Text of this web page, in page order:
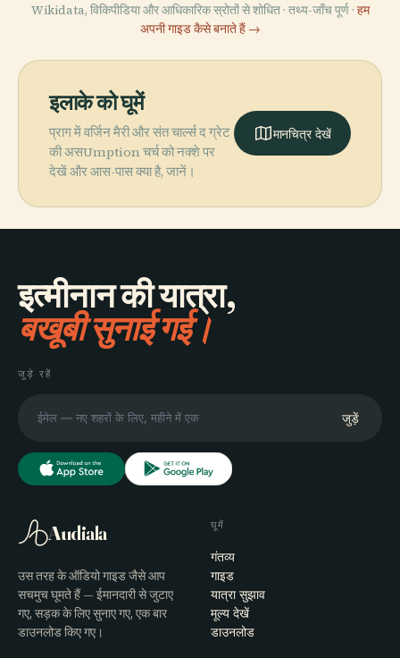
Wikidata, विकिपीडिया और आधिकारिक स्रोतों से शोधित · तथ्य-जाँच पूर्ण · हम
अपनी गाइड कैसे बनाते हैं →
इलाके को घूमें
प्राग में वर्जिन मैरी और संत चार्ल्स द ग्रेट
की असUmption चर्च को नक्शे पर
देखें और आस-पास क्या है, जानें।
मानचित्र देखें
इत्मीनान की यात्रा,
बखूबी सुनाई गई।
जुड़े रहें
जुड़ें
Audiala
उस तरह के ऑडियो गाइड जैसे आप
सचमुच घूमते हैं — ईमानदारी से जुटाए
गए, सड़क के लिए सुनाए गए, एक बार
डाउनलोड किए गए।
घूमें
गंतव्य
गाइड
यात्रा सुझाव
मूल्य देखें
डाउनलोड